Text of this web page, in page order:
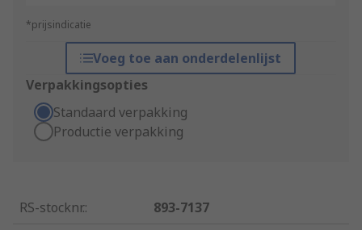
*prijsindicatie
Voeg toe aan onderdelenlijst
Verpakkingsopties
Standaard verpakking
Productie verpakking
RS-stocknr.:
893-7137